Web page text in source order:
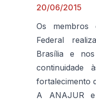
20/06/2015
Os membros
Federal
Brasília e
continuidade
fortalecimento
A ANAJUR e